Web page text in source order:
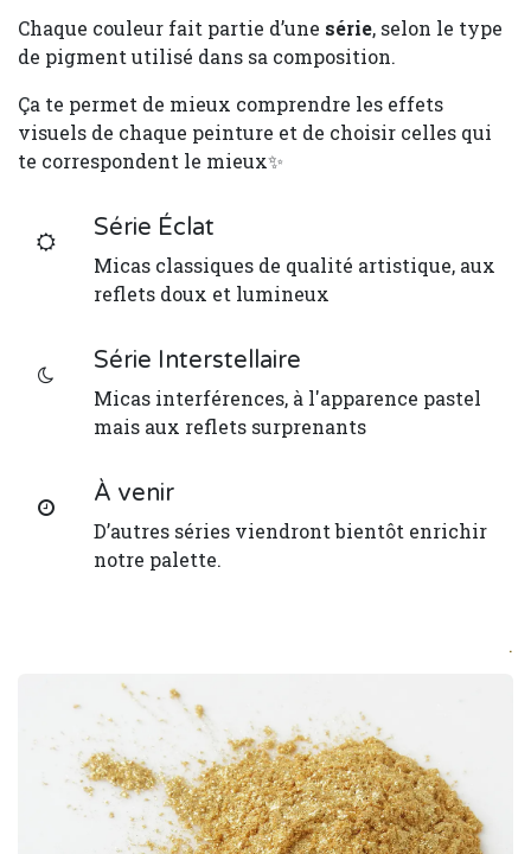
Chaque couleur fait partie d’une série, selon le type
de pigment utilisé dans sa composition.
Ça te permet de mieux comprendre les effets
visuels de chaque peinture et de choisir celles qui
te correspondent le mieux✨
Série Éclat
Micas classiques de qualité artistique, aux
reflets doux et lumineux
Série Interstellaire
Micas interférences, à l'apparence pastel
mais aux reflets surprenants
À venir
D’autres séries viendront bientôt enrichir
notre palette.
.